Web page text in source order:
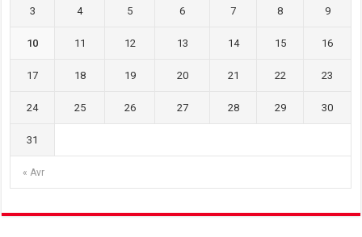
« Avr
3 4 5 6 7 8 9
10 11 12 13 14 15 16
17 18 19 20 21 22 23
24 25 26 27 28 29 30
31